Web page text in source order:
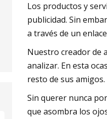
Warby Parker los
Los productos y
publicidad. Sin
a través de un
Nuestro creador de
analizar. En esta
resto de sus amigos.
Sin querer nunca
que asombra los